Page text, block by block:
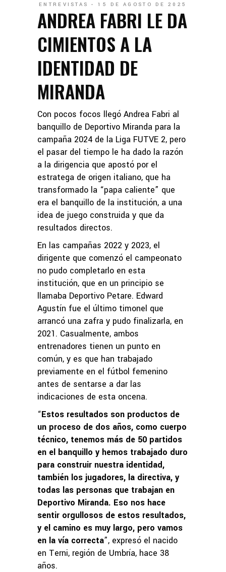
ENTREVISTAS 15 DE AGOSTO DE 2025
ANDREA FABRI LE DA
CIMIENTOS A LA
IDENTIDAD DE
MIRANDA
Con pocos focos llegó Andrea Fabri al
banquillo de Deportivo Miranda para la
campaña 2024 de la Liga FUTVE 2, pero
el pasar del tiempo le ha dado la razón
a la dirigencia que apostó por el
estratega de origen italiano, que ha
transformado la “papa caliente” que
era el banquillo de la institución, a una
idea de juego construida y que da
resultados directos.
En las campañas 2022 y 2023, el
dirigente que comenzó el campeonato
no pudo completarlo en esta
institución, que en un principio se
llamaba Deportivo Petare. Edward
Agustín fue el último timonel que
arrancó una zafra y pudo finalizarla, en
2021. Casualmente, ambos
entrenadores tienen un punto en
común, y es que han trabajado
previamente en el fútbol femenino
antes de sentarse a dar las
indicaciones de esta oncena.
“Estos resultados son productos de
un proceso de dos años, como cuerpo
técnico, tenemos más de 50 partidos
en el banquillo y hemos trabajado duro
para construir nuestra identidad,
también los jugadores, la directiva, y
todas las personas que trabajan en
Deportivo Miranda. Eso nos hace
sentir orgullosos de estos resultados,
y el camino es muy largo, pero vamos
en la vía correcta”, expresó el nacido
en Terni, región de Umbría, hace 38
años.